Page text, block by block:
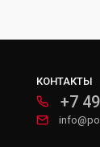
КОНТАКТЫ
+7